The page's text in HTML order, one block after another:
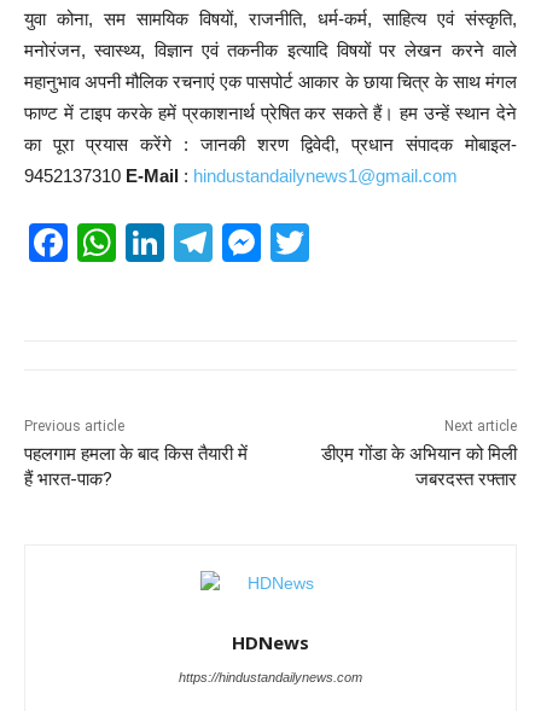
युवा कोना, सम सामयिक विषयों, राजनीति, धर्म-कर्म, साहित्य एवं संस्कृति,
मनोरंजन, स्वास्थ्य, विज्ञान एवं तकनीक इत्यादि विषयों पर लेखन करने वाले
महानुभाव अपनी मौलिक रचनाएं एक पासपोर्ट आकार के छाया चित्र के साथ मंगल
फाण्ट में टाइप करके हमें प्रकाशनार्थ प्रेषित कर सकते हैं। हम उन्हें स्थान देने
का पूरा प्रयास करेंगे : जानकी शरण द्विवेदी, प्रधान संपादक मोबाइल-
9452137310 E-Mail : hindustandailynews1@gmail.com
F
o
o
W
p
p
Li
n
T
m
M
Previous article
पहलगाम हमला के बाद किस तैयारी में
हैं भारत-पाक?
Next article
डीएम गोंडा के अभियान को मिली
जबरदस्त रफ्तार
HDNews
https://hindustandailynews.com